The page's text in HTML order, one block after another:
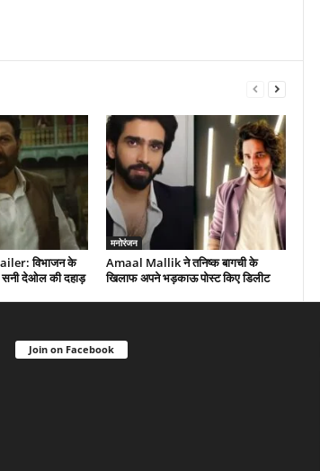
विभाजन के
देओल की दहाड़
मनोरंजन
Amaal Mallik ने तनिष्क बागची के
खिलाफ अपने भड़काऊ पोस्ट किए डिलीट
Join on Facebook